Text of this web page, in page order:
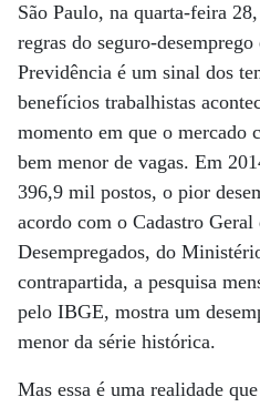
São Paulo, na quarta-feira
regras do seguro-desemprego
Previdência é um sinal dos
benefícios trabalhistas
momento em que o mercado
bem menor de vagas. Em
396,9 mil postos, o pior
acordo com o Cadastro Geral
Desempregados, do
contrapartida, a pesquisa
pelo IBGE, mostra um
menor da série histórica.
Mas essa é uma realidade